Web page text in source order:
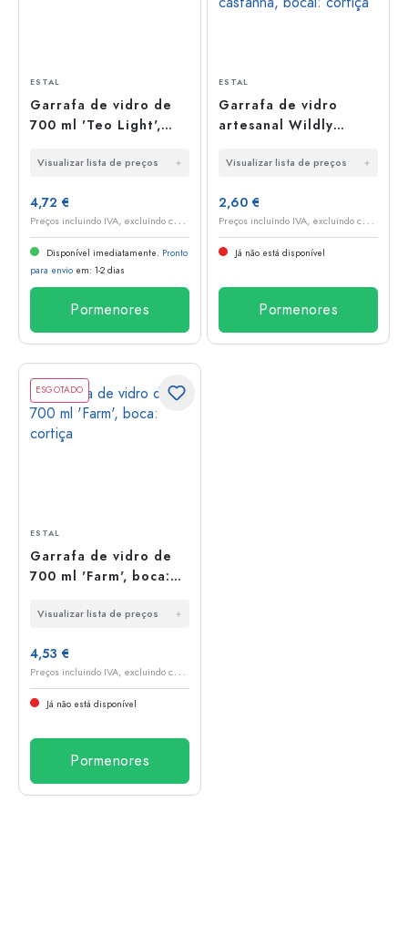
ESTAL
Garrafa de vidro de
700 ml 'Teo Light',
Visualizar lista de preços
4,72 €
P
reços incluindo IVA, excluindo custos de envio
Disponível imediatamente. Pronto
para envio em: 1-2 dias
Pormenores
ESTAL
Garrafa de vidro
artesanal Wildly
'Bobber Jr', castanha,
Visualizar lista de preços
2,60 €
P
reços incluindo IVA, excluindo custos de envio
Já não está disponível
Pormenores
ESGOTADO
ESTAL
Garrafa de vidro de
700 ml 'Farm', boca:
Visualizar lista de preços
4,53 €
P
reços incluindo IVA, excluindo custos de envio
Já não está disponível
Pormenores